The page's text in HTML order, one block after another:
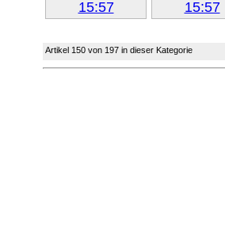
Artikel 150 von 197 in dieser Kategorie